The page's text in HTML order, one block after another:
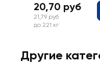
20,70 руб
21,79 руб
до 221 кг
Другие